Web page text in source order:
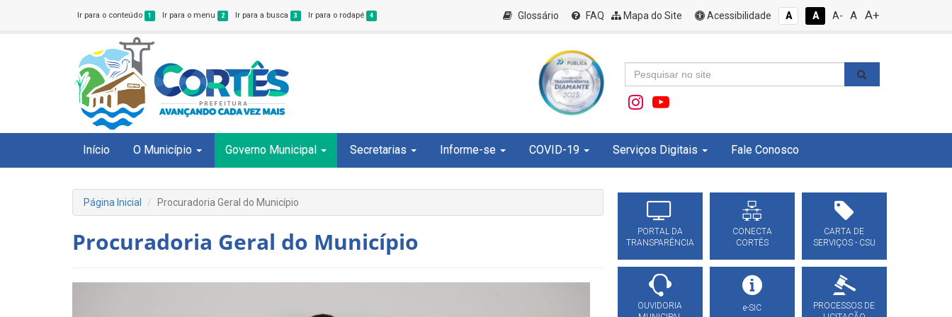
Ir para o conteúdo 1 Ir para o menu 2 Ir para a busca 3 Ir para o rodapé 4 Glossário FAQ Mapa do Site Acessibilidade A A A- A A+
Início O Município Governo Municipal Secretarias Informe-se COVID-19 Serviços Digitais Fale Conosco
Página Inicial Procuradoria Geral do Município
Procuradoria Geral do Município
PORTAL DA
TRANSPARÊNCIA
CONECTA
CORTÊS
CARTA DE
SERVIÇOS - CSU
OUVIDORIA
e-SIC
PROCESSOS DE